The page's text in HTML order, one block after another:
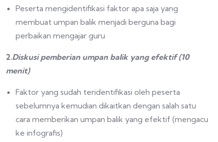
Peserta mengidentifikasi faktor apa saja yang
membuat umpan balik menjadi berguna bagi
perbaikan mengajar guru
2.Diskusi pemberian umpan balik yang efektif (10
menit)
Faktor yang sudah teridentifikasi oleh peserta
sebelumnya kemudian dikaitkan dengan salah satu
cara memberikan umpan balik yang efektif (mengacu
ke infografis)